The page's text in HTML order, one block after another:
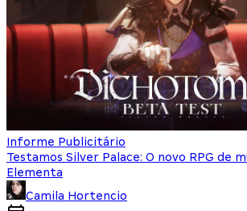
Informe Publicitário
Testamos Silver Palace: O novo RPG de
Elementa
Camila Hortencio